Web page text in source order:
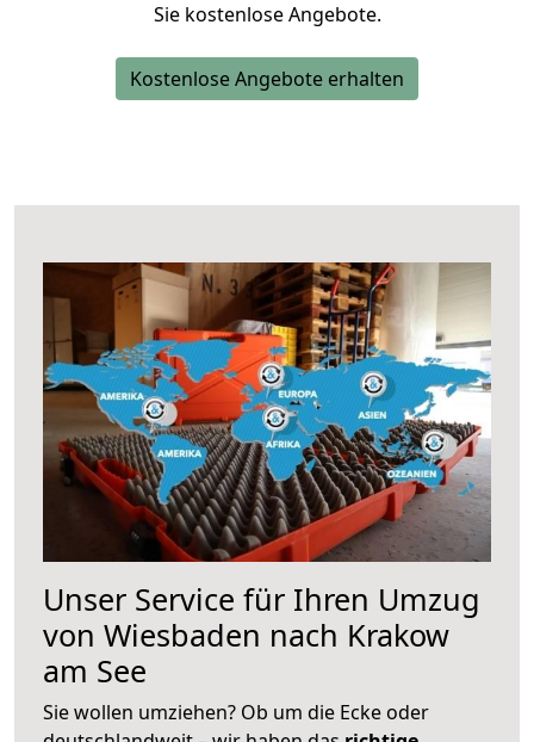
Sie kostenlose Angebote.
Kostenlose Angebote erhalten
Unser Service für Ihren Umzug
von Wiesbaden nach Krakow
am See
Sie wollen umziehen? Ob um die Ecke oder